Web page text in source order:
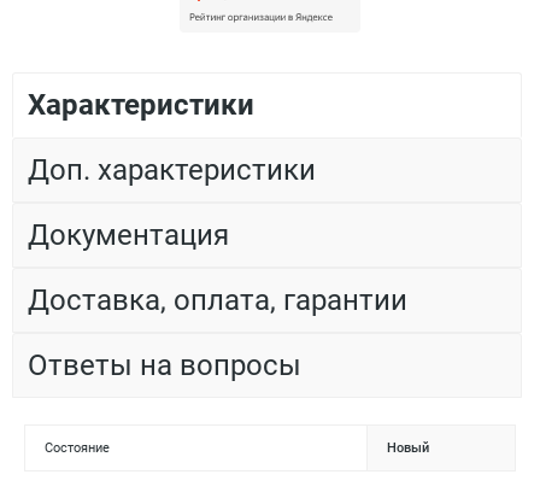
Характеристики
Доп. характеристики
Документация
Доставка, оплата, гарантии
Ответы на вопросы
Состояние Новый